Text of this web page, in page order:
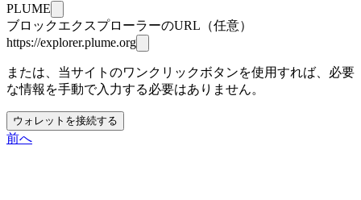
PLUME
ブロックエクスプローラーのURL（任意）
https://explorer.plume.org
または、当サイトのワンクリックボタンを使用すれば、必要
な情報を手動で入力する必要はありません。
ウォレットを接続する
前へ